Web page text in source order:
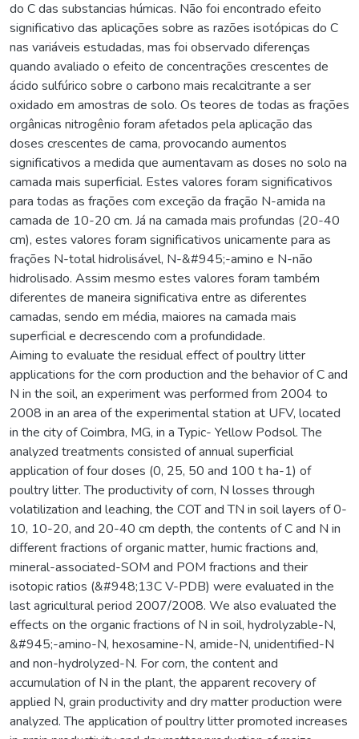
do C das substancias húmicas. Não foi encontrado efeito
significativo das aplicações sobre as razões isotópicas do C
nas variáveis estudadas, mas foi observado diferenças
quando avaliado o efeito de concentrações crescentes de
ácido sulfúrico sobre o carbono mais recalcitrante a ser
oxidado em amostras de solo. Os teores de todas as frações
orgânicas nitrogênio foram afetados pela aplicação das
doses crescentes de cama, provocando aumentos
significativos a medida que aumentavam as doses no solo na
camada mais superficial. Estes valores foram significativos
para todas as frações com exceção da fração N-amida na
camada de 10-20 cm. Já na camada mais profundas (20-40
cm), estes valores foram significativos unicamente para as
frações N-total hidrolisável, N-&#945;-amino e N-não
hidrolisado. Assim mesmo estes valores foram também
diferentes de maneira significativa entre as diferentes
camadas, sendo em média, maiores na camada mais
superficial e decrescendo com a profundidade.
Aiming to evaluate the residual effect of poultry litter
applications for the corn production and the behavior of C and
N in the soil, an experiment was performed from 2004 to
2008 in an area of the experimental station at UFV, located
in the city of Coimbra, MG, in a Typic- Yellow Podsol. The
analyzed treatments consisted of annual superficial
application of four doses (0, 25, 50 and 100 t ha-1) of
poultry litter. The productivity of corn, N losses through
volatilization and leaching, the COT and TN in soil layers of 0-
10, 10-20, and 20-40 cm depth, the contents of C and N in
different fractions of organic matter, humic fractions and,
mineral-associated-SOM and POM fractions and their
isotopic ratios (&#948;13C V-PDB) were evaluated in the
last agricultural period 2007/2008. We also evaluated the
effects on the organic fractions of N in soil, hydrolyzable-N,
&#945;-amino-N, hexosamine-N, amide-N, unidentified-N
and non-hydrolyzed-N. For corn, the content and
accumulation of N in the plant, the apparent recovery of
applied N, grain productivity and dry matter production were
analyzed. The application of poultry litter promoted increases